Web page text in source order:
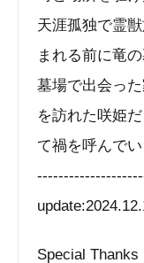
天涯孤独で霊
まれる前に竜
墓場で出会っ
を訪れた咲姫
て禍を呼んでい
Special Thanks